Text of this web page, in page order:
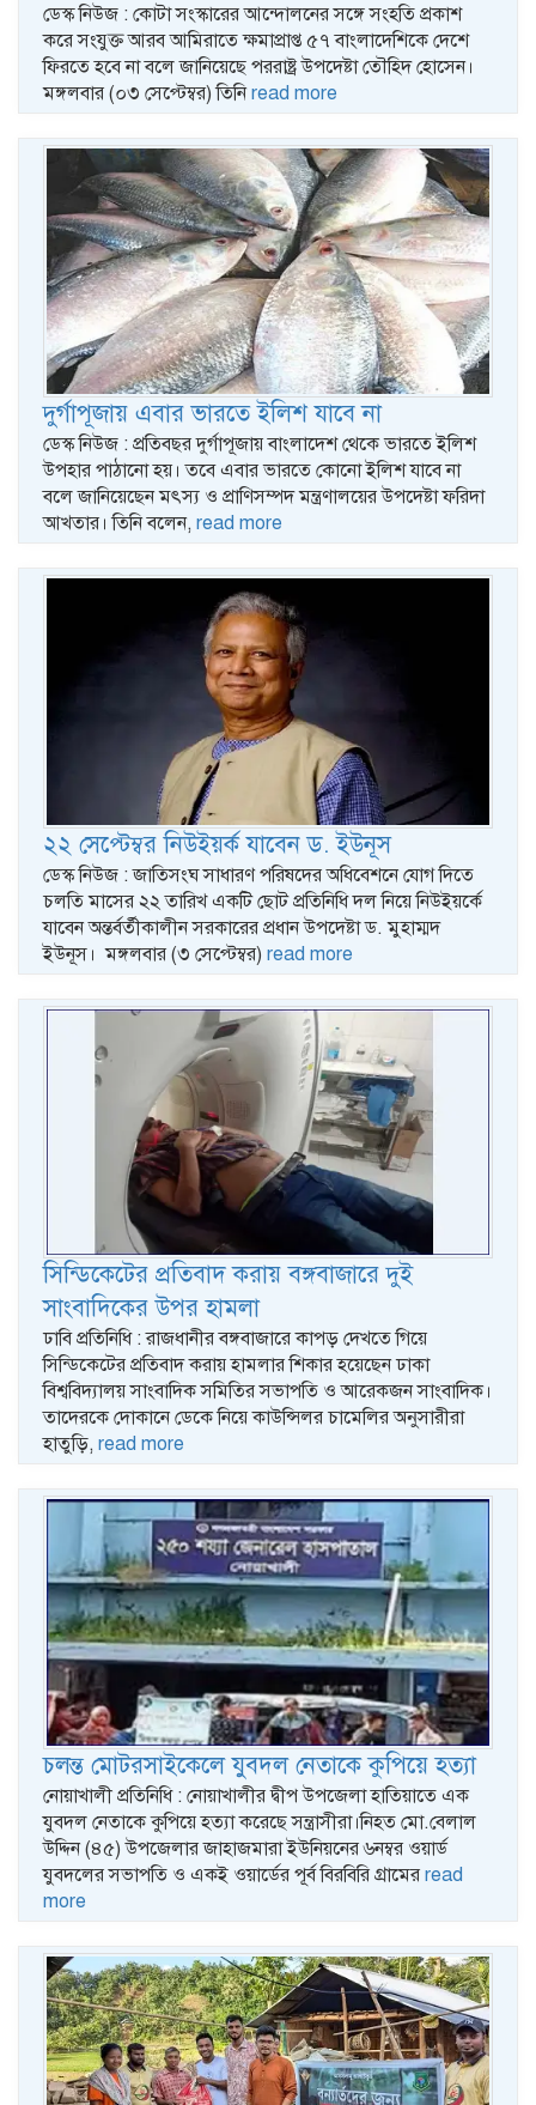
ডেস্ক নিউজ : কোটা সংস্কারের আন্দোলনের সঙ্গে সংহতি প্রকাশ
করে সংযুক্ত আরব আমিরাতে ক্ষমাপ্রাপ্ত ৫৭ বাংলাদেশিকে দেশে
ফিরতে হবে না বলে জানিয়েছে পররাষ্ট্র উপদেষ্টা তৌহিদ হোসেন।
মঙ্গলবার (০৩ সেপ্টেম্বর) তিনিread more
দুর্গাপূজায় এবার ভারতে ইলিশ যাবে না
ডেস্ক নিউজ : প্রতিবছর দুর্গাপূজায় বাংলাদেশ থেকে ভারতে ইলিশ
উপহার পাঠানো হয়। তবে এবার ভারতে কোনো ইলিশ যাবে না
বলে জানিয়েছেন মৎস্য ও প্রাণিসম্পদ মন্ত্রণালয়ের উপদেষ্টা ফরিদা
আখতার। তিনি বলেন, read more
২২ সেপ্টেম্বর নিউইয়র্ক যাবেন ড. ইউনূস
ডেস্ক নিউজ : জাতিসংঘ সাধারণ পরিষদের অধিবেশনে যোগ দিতে
চলতি মাসের ২২ তারিখ একটি ছোট প্রতিনিধি দল নিয়ে নিউইয়র্কে
যাবেন অন্তর্বর্তীকালীন সরকারের প্রধান উপদেষ্টা ড. মুহাম্মদ
ইউনূস। মঙ্গলবার (৩ সেপ্টেম্বর) read more
সিন্ডিকেটের প্রতিবাদ করায় বঙ্গবাজারে দুই
সাংবাদিকের উপর হামলা
ঢাবি প্রতিনিধি : রাজধানীর বঙ্গবাজারে কাপড় দেখতে গিয়ে
সিন্ডিকেটের প্রতিবাদ করায় হামলার শিকার হয়েছেন ঢাকা
বিশ্ববিদ্যালয় সাংবাদিক সমিতির সভাপতি ও আরেকজন সাংবাদিক।
তাদেরকে দোকানে ডেকে নিয়ে কাউন্সিলর চামেলির অনুসারীরা
হাতুড়ি, read more
চলন্ত মোটরসাইকেলে যুবদল নেতাকে কুপিয়ে হত্যা
নোয়াখালী প্রতিনিধি : নোয়াখালীর দ্বীপ উপজেলা হাতিয়াতে এক
যুবদল নেতাকে কুপিয়ে হত্যা করেছে সন্ত্রাসীরা।নিহত মো.বেলাল
উদ্দিন (৪৫) উপজেলার জাহাজমারা ইউনিয়নের ৬নম্বর ওয়ার্ড
যুবদলের সভাপতি ও একই ওয়ার্ডের পূর্ব বিরবিরি গ্রামের read
more